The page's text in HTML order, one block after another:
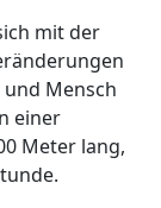
mit der
Mensch
einer
Meter lang,